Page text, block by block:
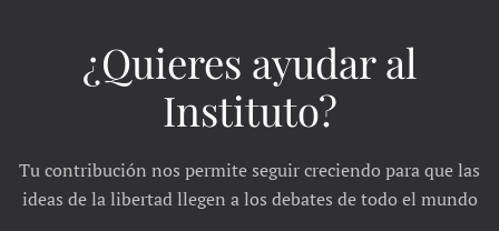
¿Quieres ayudar al
Instituto?
Tu contribución nos permite seguir creciendo para que las
ideas de la libertad llegen a los debates de todo el mundo